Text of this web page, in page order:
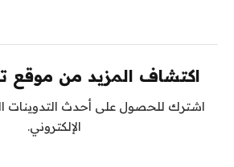
اكتشاف المزيد من موقع
اشترك للحصول على أحدث التدوينات
الإلكتروني.